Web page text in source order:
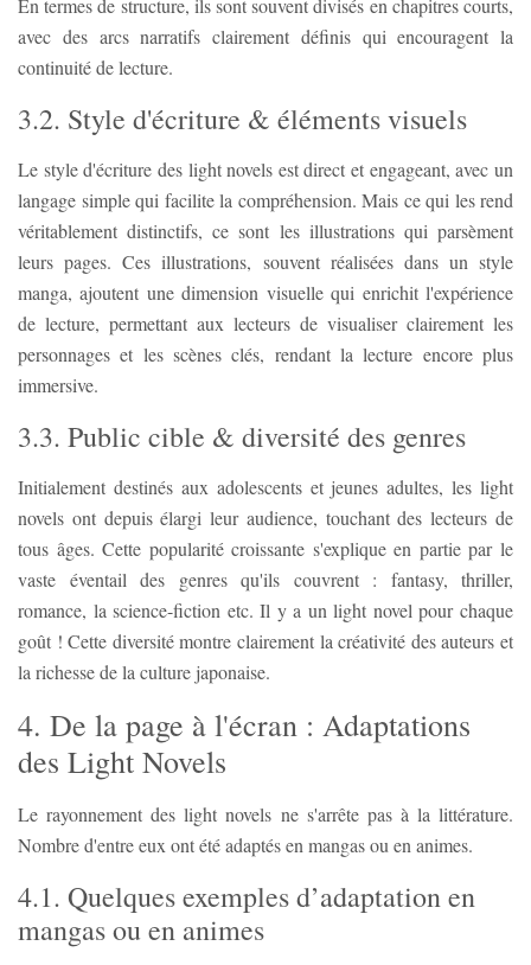
En termes de structure, ils sont souvent divisés en chapitres courts,
avec des arcs narratifs clairement définis qui encouragent la
continuité de lecture.
3.2. Style d'écriture & éléments visuels
Le style d'écriture des light novels est direct et engageant, avec un
langage simple qui facilite la compréhension. Mais ce qui les rend
véritablement distinctifs, ce sont les illustrations qui parsèment
leurs pages. Ces illustrations, souvent réalisées dans un style
manga, ajoutent une dimension visuelle qui enrichit l'expérience
de lecture, permettant aux lecteurs de visualiser clairement les
personnages et les scènes clés, rendant la lecture encore plus
immersive.
3.3. Public cible & diversité des genres
Initialement destinés aux adolescents et jeunes adultes, les light
novels ont depuis élargi leur audience, touchant des lecteurs de
tous âges. Cette popularité croissante s'explique en partie par le
vaste éventail des genres qu'ils couvrent : fantasy, thriller,
romance, la science-fiction etc. Il y a un light novel pour chaque
goût ! Cette diversité montre clairement la créativité des auteurs et
la richesse de la culture japonaise.
4. De la page à l'écran : Adaptations
des Light Novels
Le rayonnement des light novels ne s'arrête pas à la littérature.
Nombre d'entre eux ont été adaptés en mangas ou en animes.
4.1. Quelques exemples d’adaptation en
mangas ou en animes